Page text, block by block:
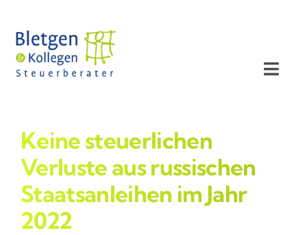
Inhalt
springen
Profil
Leistungen
Keine steuerlichen
Verluste aus russischen
Staatsanleihen im Jahr
2022